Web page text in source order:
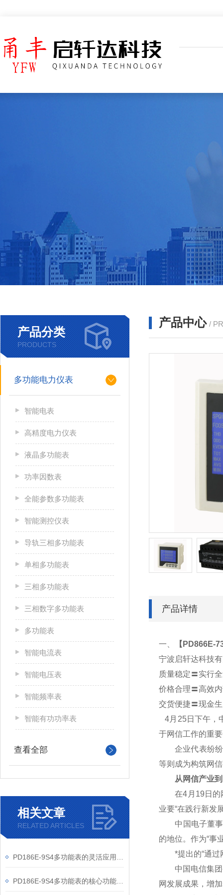
产品分类
PRODUCTS
多功能电力仪表
智能电表
高精度电力仪表
液晶多功能表
功率因数表
全能参数多功能表
智能测控仪表
导轨三相多功能表
单相多功能表
三相多功能表
三相数字多功能表
多功能表
智能电流表
智能电压表
智能频率表
智能有功功率表
查看全部
相关文章
RELATED ARTICLES
产品中心 /
产品详情
一、 【 PD866E-
宁波启轩达科技
质量稳定〓实行
价格合理〓高效
交货便捷〓现金
4月25日下午，
于网信工作的重
企业代表纷纷表
等则成为构筑网
从网信产业到
在4月19日的网
业要“在践行新发
中国电子董事长
的地位。作为“事
*提出的“通过网
中国电信集团公
网发展成果，增